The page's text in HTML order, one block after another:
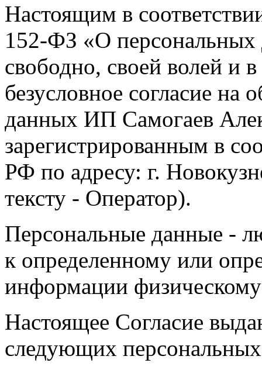
Настоящим в
152-ФЗ «О персональных
свободно, своей волей и
безусловное согласие на
данных ИП Самогаев
зарегистрированным в
РФ по адресу: г.
тексту - Оператор).
Персональные данные -
к определенному или
информации
Настоящее Согласие
следующих